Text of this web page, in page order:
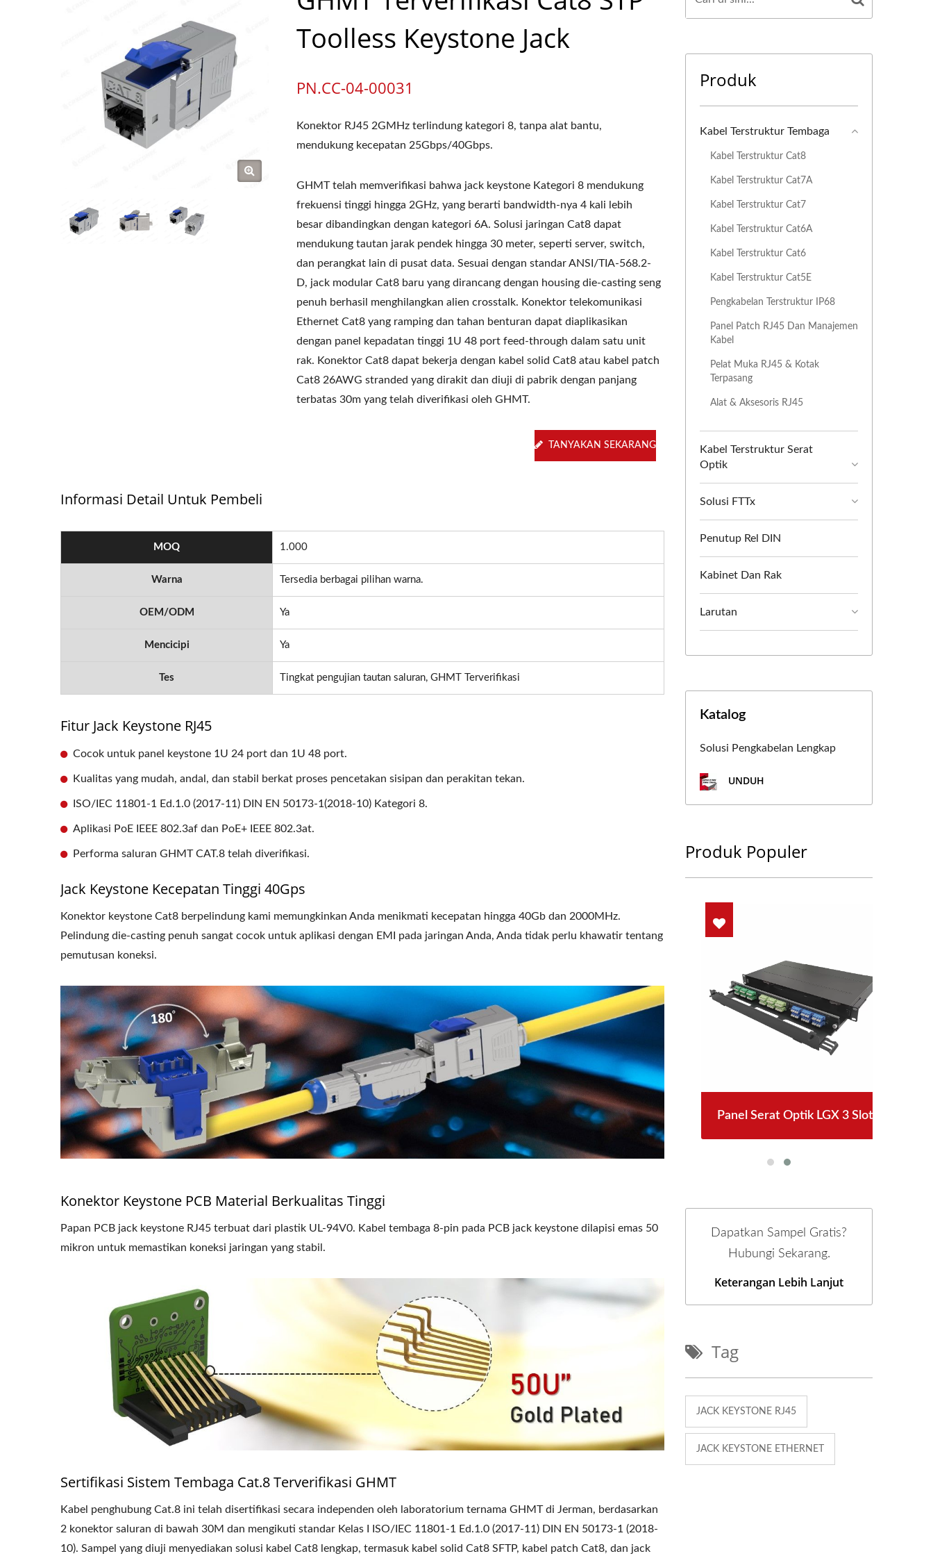
Toolless Keystone Jack
PN.CC-04-00031
Konektor RJ45 2GMHz terlindung kategori 8, tanpa alat bantu,
mendukung kecepatan 25Gbps/40Gbps.
GHMT telah memverifikasi bahwa jack keystone Kategori 8 mendukung
frekuensi tinggi hingga 2GHz, yang berarti bandwidth-nya 4 kali lebih
besar dibandingkan dengan kategori 6A. Solusi jaringan Cat8 dapat
mendukung tautan jarak pendek hingga 30 meter, seperti server, switch,
dan perangkat lain di pusat data. Sesuai dengan standar ANSI/TIA-568.2-
D, jack modular Cat8 baru yang dirancang dengan housing die-casting seng
penuh berhasil menghilangkan alien crosstalk. Konektor telekomunikasi
Ethernet Cat8 yang ramping dan tahan benturan dapat diaplikasikan
dengan panel kepadatan tinggi 1U 48 port feed-through dalam satu unit
rak. Konektor Cat8 dapat bekerja dengan kabel solid Cat8 atau kabel patch
Cat8 26AWG stranded yang dirakit dan diuji di pabrik dengan panjang
terbatas 30m yang telah diverifikasi oleh GHMT.
TANYAKAN SEKARANG
Informasi Detail Untuk Pembeli
MOQ 1.000
Warna Tersedia berbagai pilihan warna.
OEM/ODM Ya
Mencicipi Ya
Tes Tingkat pengujian tautan saluran, GHMT Terverifikasi
Fitur Jack Keystone RJ45
Cocok untuk panel keystone 1U 24 port dan 1U 48 port.
Kualitas yang mudah, andal, dan stabil berkat proses pencetakan sisipan dan perakitan tekan.
ISO/IEC 11801-1 Ed.1.0 (2017-11) DIN EN 50173-1(2018-10) Kategori 8.
Aplikasi PoE IEEE 802.3af dan PoE+ IEEE 802.3at.
Performa saluran GHMT CAT.8 telah diverifikasi.
Jack Keystone Kecepatan Tinggi 40Gps
Konektor keystone Cat8 berpelindung kami memungkinkan Anda menikmati kecepatan hingga 40Gb dan 2000MHz.
Pelindung die-casting penuh sangat cocok untuk aplikasi dengan EMI pada jaringan Anda, Anda tidak perlu khawatir tentang
pemutusan koneksi.
Konektor Keystone PCB Material Berkualitas Tinggi
Papan PCB jack keystone RJ45 terbuat dari plastik UL-94V0. Kabel tembaga 8-pin pada PCB jack keystone dilapisi emas 50
mikron untuk memastikan koneksi jaringan yang stabil.
Sertifikasi Sistem Tembaga Cat.8 Terverifikasi GHMT
Kabel penghubung Cat.8 ini telah disertifikasi secara independen oleh laboratorium ternama GHMT di Jerman, berdasarkan
2 konektor saluran di bawah 30M dan mengikuti standar Kelas I ISO/IEC 11801-1 Ed.1.0 (2017-11) DIN EN 50173-1 (2018-
10). Sampel yang diuji menyediakan solusi kabel Cat8 lengkap, termasuk kabel solid Cat8 SFTP, kabel patch Cat8, dan jack
Produk
Kabel Terstruktur Tembaga
Kabel Terstruktur Cat8
Kabel Terstruktur Cat7A
Kabel Terstruktur Cat7
Kabel Terstruktur Cat6A
Kabel Terstruktur Cat6
Kabel Terstruktur Cat5E
Pengkabelan Terstruktur IP68
Panel Patch RJ45 Dan Manajemen
Kabel
Pelat Muka RJ45 & Kotak
Terpasang
Alat & Aksesoris RJ45
Kabel Terstruktur Serat
Optik
Solusi FTTx
Penutup Rel DIN
Kabinet Dan Rak
Larutan
Katalog
Solusi Pengkabelan Lengkap
UNDUH
Produk Populer
4PPoE Keystone Jack Panel Serat Optik LGX 3 Slot 4PPoE Keystone Jack Panel Serat Optik LGX 3 Slot
Dapatkan Sampel Gratis?
Hubungi Sekarang.
Keterangan Lebih Lanjut
Tag
JACK KEYSTONE RJ45
JACK KEYSTONE ETHERNET